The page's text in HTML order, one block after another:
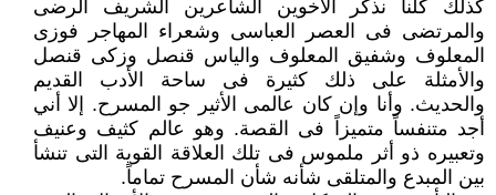
كذلك كلنا نذكر الأخوين الشاعرين الشريف الرضى
والمرتضى فى العصر العباسى وشعراء المهاجر فوزى
المعلوف وشفيق المعلوف والياس قنصل وزكى قنصل
والأمثلة على ذلك كثيرة فى ساحة الأدب القديم
والحديث. وأنا وإن كان عالمى الأثير جو المسرح. إلا أني
أجد متنفساً متميزاً فى القصة. وهو عالم كثيف وعنيف
وتعبيره ذو أثر ملموس فى تلك العلاقة القوية التى تنشأ
بين المبدع والمتلقى شأنه شأن المسرح تماماً.